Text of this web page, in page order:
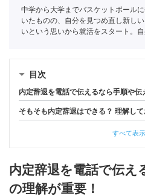
中学から大学までバスケットボール
いたものの、自分を見つめ直し新し
いという思いから就活をスタート。
目次
内定辞退を電話で伝えるなら手順や伝
そもそも内定辞退はできる？ 理解し
すべて表示
内定辞退を電話で伝え
の理解が重要！